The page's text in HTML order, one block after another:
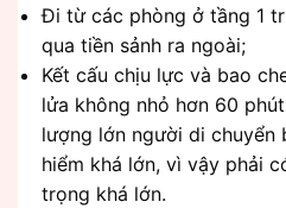
Đi từ các phòng ở tầng 1
qua tiền sảnh ra ngoài;
Kết cấu chịu lực và bao
lửa không nhỏ hơn 60
lượng lớn người di chuyển
hiểm khá lớn, vì vậy phải
trọng khá lớn.